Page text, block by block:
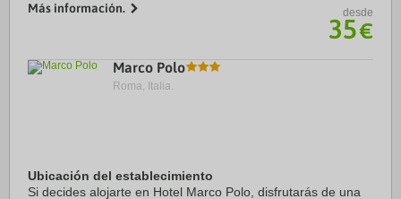
y Plaza de España. Además, ...
Más información. desde
35€
Marco Polo
Roma, Italia.
Ubicación del establecimiento
Si decides alojarte en Hotel Marco Polo, disfrutarás de una